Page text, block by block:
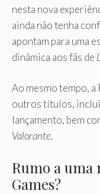
nesta nova
ainda não tenha
apontam para uma
dinâmica aos fãs de
Ao mesmo tempo,
outros títulos,
lançamento, bem
Valorante.
Rumo a uma
Games?